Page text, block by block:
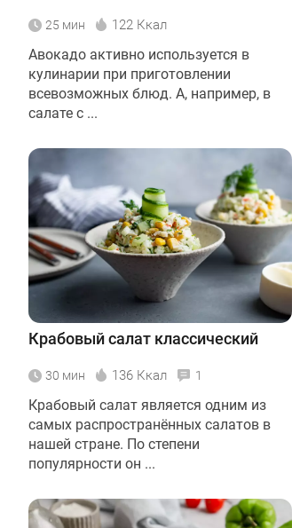
25 мин 122 Ккал
Авокадо активно используется в
кулинарии при приготовлении
всевозможных блюд. А, например, в
салате с ...
Крабовый салат классический
30 мин 136 Ккал 1
Крабовый салат является одним из
самых распространённых салатов в
нашей стране. По степени
популярности он ...